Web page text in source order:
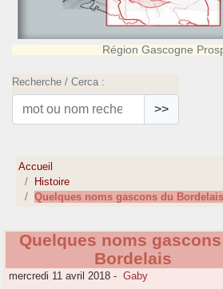
Région Gascogne
Recherche / Cerca :
>>
Accueil
Histoire
Quelques noms gascons du Bordelais
Quelques noms
Bordelais
mercredi 11 avril 2018 - Gaby